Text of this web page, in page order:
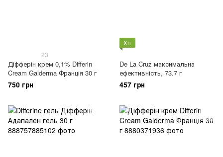
23
Діфферін крем 0,1% Differin
Cream Galderma Франція 30 г
750 грн
Хіт
De La Cruz максимальна
ефективність, 73.7 г
457 грн